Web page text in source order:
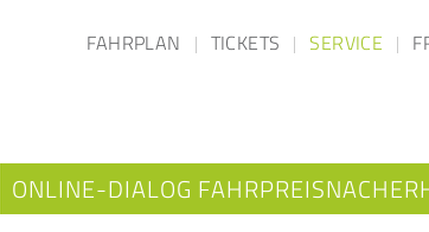
FAHRPLAN TICKETS SERVICE
ONLINE-DIALOG